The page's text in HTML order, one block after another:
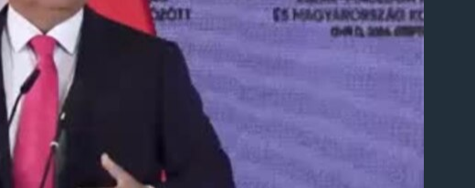
available